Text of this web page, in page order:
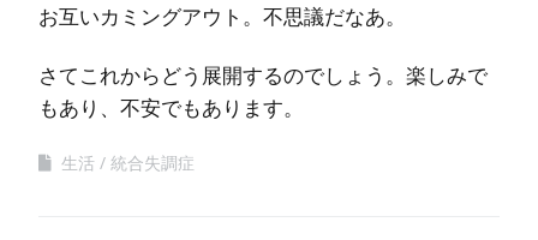
お互いカミングアウト。不思議だなあ。
さてこれからどう展開するのでしょう。楽しみで
もあり、不安でもあります。
生活 統合失調症